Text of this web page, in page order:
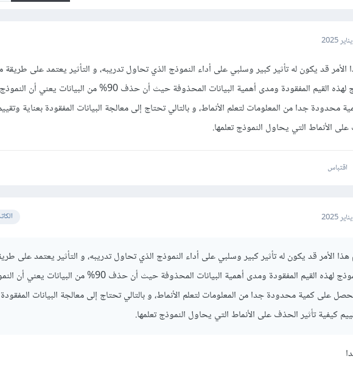
الأمر قد يكون له تأثير كبير وسلبي على أداء النموذج الذي تحاول تدريبه، و التأثير يعتمد على طريقة
لهذه القيم المفقودة ومدى أهمية البيانات المحذوفة حيث أن
حذف 90% من البيانات يعني أن
محدودة جدا من المعلومات لتعلم الأنماط، و بالتالي تحتاج إلى معالجة البيانات المفقودة بعناية
الأنماط التي يحاول النموذج تعلمها.
اقتباس
هذا الأمر قد يكون له تأثير كبير وسلبي على أداء النموذج الذي تحاول تدريبه، و التأثير يعتمد على
لهذه القيم المفقودة ومدى أهمية البيانات المحذوفة حيث أن
حذف 90% من البيانات يعني أن
على كمية محدودة جدا من المعلومات لتعلم الأنماط، و بالتالي تحتاج إلى معالجة البيانات المفقودة
كيفية تأثير الحذف على الأنماط التي يحاول النموذج تعلمها.